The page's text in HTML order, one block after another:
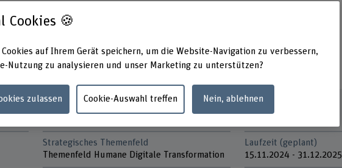
Konsum der sozialen Medien.
Boundaries—kurze, gezielte
automatischen Fluss unterbrechen
sozialer Medien fördern.
Strategisches Themenfeld
Themenfeld Humane Digitale Transformation
Laufzeit (geplant)
15.11.2024 - 31.12.2025
Cookies 🍪
auf Ihrem Gerät speichern, um die Website-Navigation zu verbessern,
Nutzung zu analysieren und unser Marketing zu unterstützen?
zulassen Cookie-Auswahl treffen Nein, ablehnen